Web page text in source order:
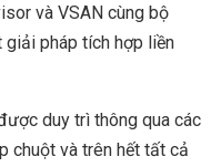
và VSAN cùng bộ
giải pháp tích hợp liền
duy trì thông qua các
chuột và trên hết tất cả